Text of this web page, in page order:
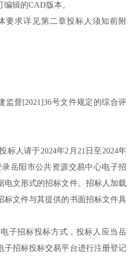
辑的CAD版本。
要求详见第二章投标人须知前附
监督[2021]36号文件规定的综合评
标人请于2024年2月21日至2024年
录岳阳市公共资源交易中心电子招
电文形式的招标文件。招标人加载
标文件与其提供的书面招标文件具
子招标投标方式，投标人应当岳
子招标投标交易平台进行注册登记